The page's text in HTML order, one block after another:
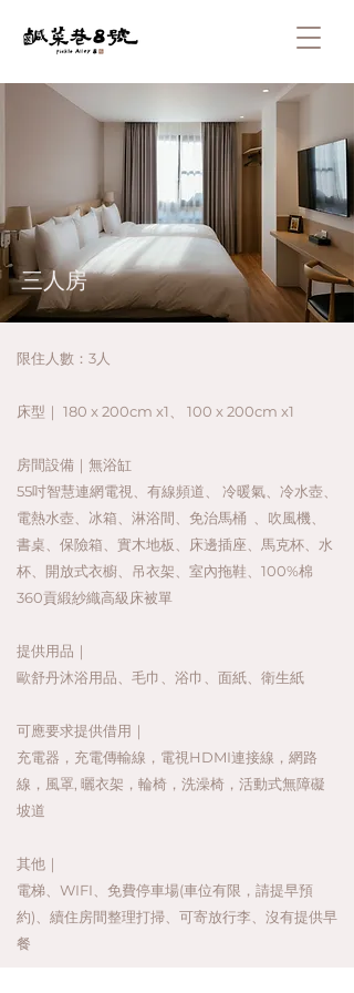
前往訂房
三人房
限住人數： 3人
床型｜ 180 x 200cm x1、 100 x 200cm x1
房間設備｜ 無浴缸
55吋智慧連網電視、有線頻道、 冷暖氣、冷水壺、
電熱水壺、冰箱、淋浴間、免治馬桶 、吹風機、
書桌、保險箱、實木地板、床邊插座、馬克杯、水
杯、開放式衣櫥、吊衣架、室內拖鞋、100%棉
360貢緞紗織高級床被單
​提供用品｜
歐舒丹沐浴用品、毛巾、浴巾、面紙、衛生紙
可應要求提供借用｜
充電器，充電傳輸線，電視HDMI連接線，網路
線，風罩, 曬衣架，輪椅，洗澡椅，活動式無障礙
坡道
其他｜
電梯、WIFI、免費停車場(車位有限，請提早預
約)、續住房間整理打掃、可寄放行李、沒有提供早
餐